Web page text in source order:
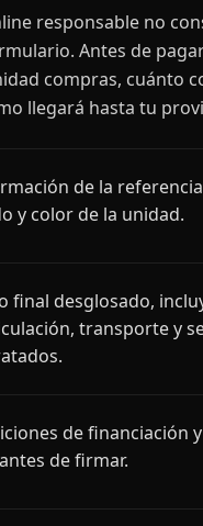
responsable no
Antes de
compras, cuánto
llegará hasta tu
de la
y color de la unidad.
final desglosado,
transporte y
de financiación
de firmar.